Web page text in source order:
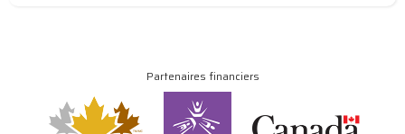
Partenaires financiers